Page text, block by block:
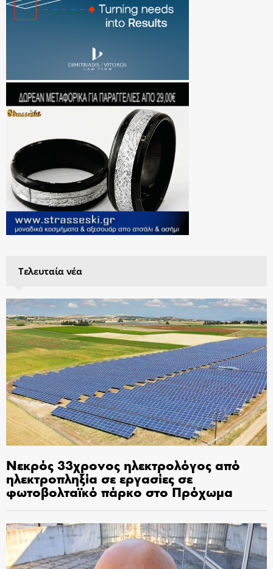
Τελευταία νέα
Νεκρός 33χρονος ηλεκτρολόγος από
ηλεκτροπληξία σε εργασίες σε
φωτοβολταϊκό πάρκο στο Πρόχωμα